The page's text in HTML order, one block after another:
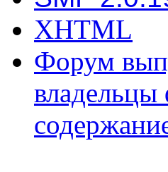
XHTML
Форум
владельцы